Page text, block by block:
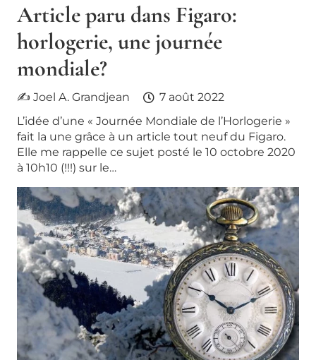
Article paru dans Figaro:
horlogerie, une journée
mondiale?
✍ Joel A. Grandjean
7 août 2022
L’idée d’une « Journée Mondiale de l’Horlogerie »
fait la une grâce à un article tout neuf du Figaro.
Elle me rappelle ce sujet posté le 10 octobre 2020
à 10h10 (!!!) sur le…